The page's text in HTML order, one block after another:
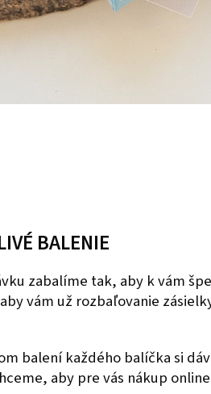
BALENIE
zabalíme tak, aby k vám
vám už rozbaľovanie
balení každého balíčka si
aby pre vás nákup